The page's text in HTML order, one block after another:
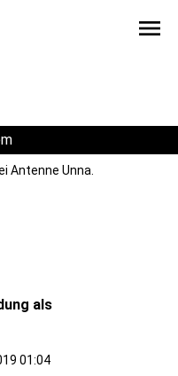
menu
Antenne Unna.
als
01:04